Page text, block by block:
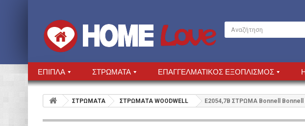
ΕΠΙΠΛΑ ΣΤΡΩΜΑΤΑ ΕΠΑΓΓΕΛΜΑΤΙΚΟΣ ΕΞΟΠΛΙΣΜΟΣ
ΣΤΡΩΜΑΤΑ ΣΤΡΩΜΑΤΑ WOODWELL Ε2054,7Β ΣΤΡΩΜΑ Bonnell